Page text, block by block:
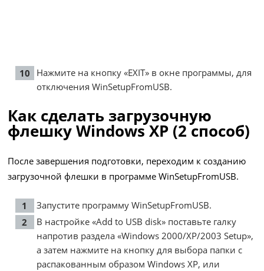
Нажмите на кнопку «EXIT» в окне программы, для
отключения WinSetupFromUSB.
Как сделать загрузочную
флешку Windows XP (2 способ)
После завершения подготовки, переходим к созданию
загрузочной флешки в программе WinSetupFromUSB.
Запустите программу WinSetupFromUSB.
В настройке «Add to USB disk» поставьте галку
напротив раздела «Windows 2000/XP/2003 Setup»,
а затем нажмите на кнопку для выбора папки с
распакованным образом Windows XP, или